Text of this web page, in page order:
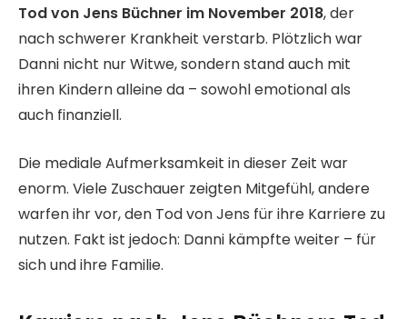
Tod von Jens Büchner im November 2018, der
nach schwerer Krankheit verstarb. Plötzlich war
Danni nicht nur Witwe, sondern stand auch mit
ihren Kindern alleine da – sowohl emotional als
auch finanziell.
Die mediale Aufmerksamkeit in dieser Zeit war
enorm. Viele Zuschauer zeigten Mitgefühl, andere
warfen ihr vor, den Tod von Jens für ihre Karriere zu
nutzen. Fakt ist jedoch: Danni kämpfte weiter – für
sich und ihre Familie.